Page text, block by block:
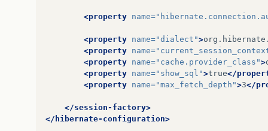
<property name=
<property name="dialect">
<property name=
<property name="cache.provider_class">
<property name="show_sql">true</
<property name="max_fetch_depth">3</
</session-factory>
</hibernate-configuration>